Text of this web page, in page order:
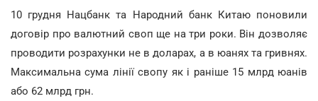
10 грудня Нацбанк та Народний банк Китаю поновили
договір про валютний своп ще на три роки. Він дозволяє
проводити розрахунки не в доларах, а в юанях та гривнях.
Максимальна сума лінії свопу як і раніше 15 млрд юанів
або 62 млрд грн.